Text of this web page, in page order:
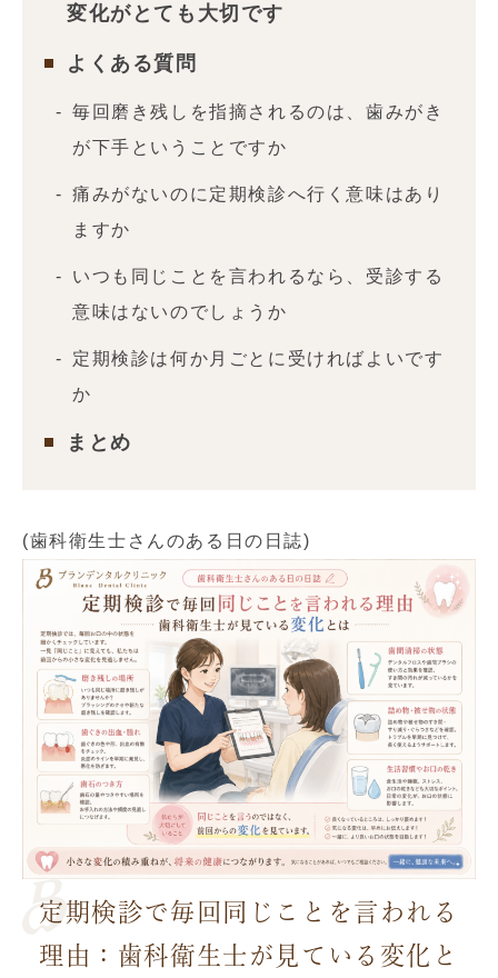
変化がとても大切です
よくある質問
毎回磨き残しを指摘されるのは、歯みがき
が下手ということですか
痛みがないのに定期検診へ行く意味はあり
ますか
いつも同じことを言われるなら、受診する
意味はないのでしょうか
定期検診は何か月ごとに受ければよいです
か
まとめ
(歯科衛生士さんのある日の日誌)
定期検診で毎回同じことを言われる
理由：歯科衛生士が見ている変化と